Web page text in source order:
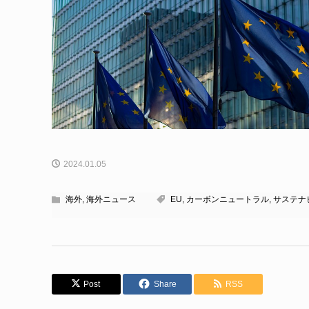
2024.01.05
海外, 海外ニュース EU カーボンニュートラル, サステナ
Post Share RSS